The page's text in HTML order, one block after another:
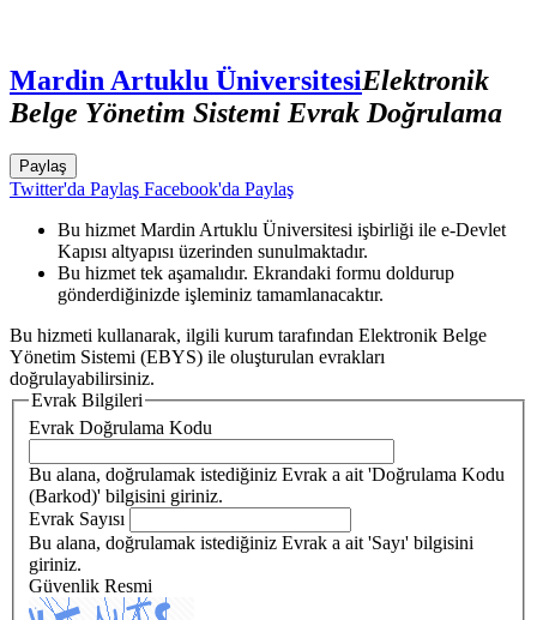
Mardin Artuklu ÜniversitesiElektronik
Belge Yönetim Sistemi Evrak Doğrulama
Paylaş
Twitter'da Paylaş Facebook'da Paylaş
Bu hizmet Mardin Artuklu Üniversitesi işbirliği ile e-Devlet
Kapısı altyapısı üzerinden sunulmaktadır.
Bu hizmet tek aşamalıdır. Ekrandaki formu doldurup
gönderdiğinizde işleminiz tamamlanacaktır.
Bu hizmeti kullanarak, ilgili kurum tarafından Elektronik Belge
Yönetim Sistemi (EBYS) ile oluşturulan evrakları
doğrulayabilirsiniz.
Evrak Bilgileri
Evrak Doğrulama Kodu
Bu alana, doğrulamak istediğiniz Evrak a ait 'Doğrulama Kodu
(Barkod)' bilgisini giriniz.
Evrak Sayısı
Bu alana, doğrulamak istediğiniz Evrak a ait 'Sayı' bilgisini
giriniz.
Güvenlik Resmi